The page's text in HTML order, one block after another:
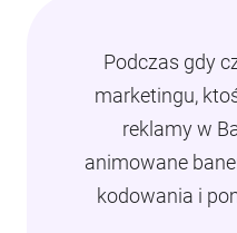
Podczas gdy
marketingu,
reklamy w
animowane
kodowania i